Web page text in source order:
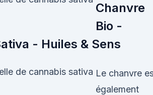
Chanvre
Bio -
- Huiles & Sens
Le chanvre
également